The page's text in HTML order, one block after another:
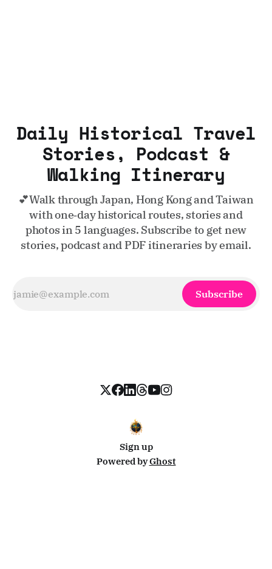
Daily Historical Travel
Stories, Podcast &
Walking Itinerary
💕Walk through Japan, Hong Kong and Taiwan
with one‑day historical routes, stories and
photos in 5 languages. Subscribe to get new
stories, podcast and PDF itineraries by email.
Subscribe
Sign up
Powered byGhost